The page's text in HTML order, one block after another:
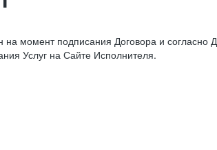
на момент подписания Договора и
Услуг на Сайте Исполнителя.